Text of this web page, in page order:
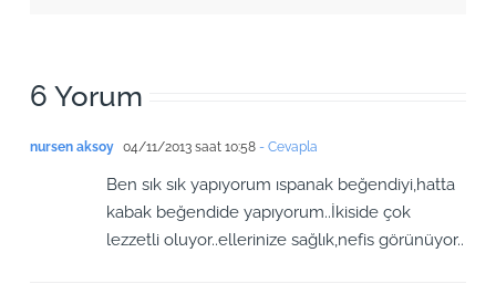
6 Yorum
nursen aksoy 04/11/2013 saat 10:58- Cevapla
Ben sık sık yapıyorum ıspanak beğendiyi,hatta
kabak beğendide yapıyorum..İkiside çok
lezzetli oluyor..ellerinize sağlık,nefis görünüyor..